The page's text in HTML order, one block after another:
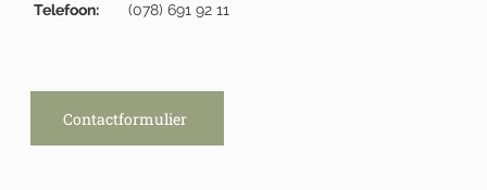
Telefoon: (078) 691 92 11
Contactformulier